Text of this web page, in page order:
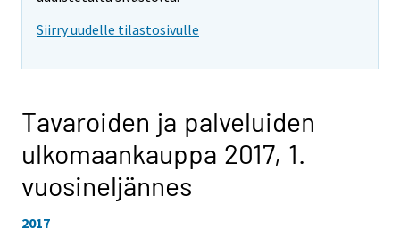
Siirry uudelle tilastosivulle
Tavaroiden ja palveluiden
ulkomaankauppa 2017, 1.
vuosineljännes
2017